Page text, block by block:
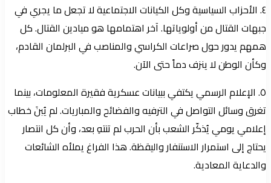
٤. الأحزاب السياسية وكل الكيانات الاجتماعية لا تجعل ما يجري في
جبهات القتال من أولوياتها. آخر اهتمامها هو ميادين القتال. كل
همهم يدور حول صراعات الكراسي والمناصب في البرلمان القادم،
وكأن الوطن لا ينزف دماً حتى الآن.
٥. الإعلام الرسمي يكتفي ببيانات عسكرية فقيرة المعلومات، بينما
تغرق وسائل التواصل في الترفيه والفضائح والمباريات. لم يُبنَ خطاب
إعلامي يومي يُذكّر الشعب بأن الحرب لم تنتهِ بعد، وأن كل انتصار
يحتاج إلى استمرار الاستنفار واليقظة. هذا الفراغ يملأه الشائعات
والدعاية المعادية.